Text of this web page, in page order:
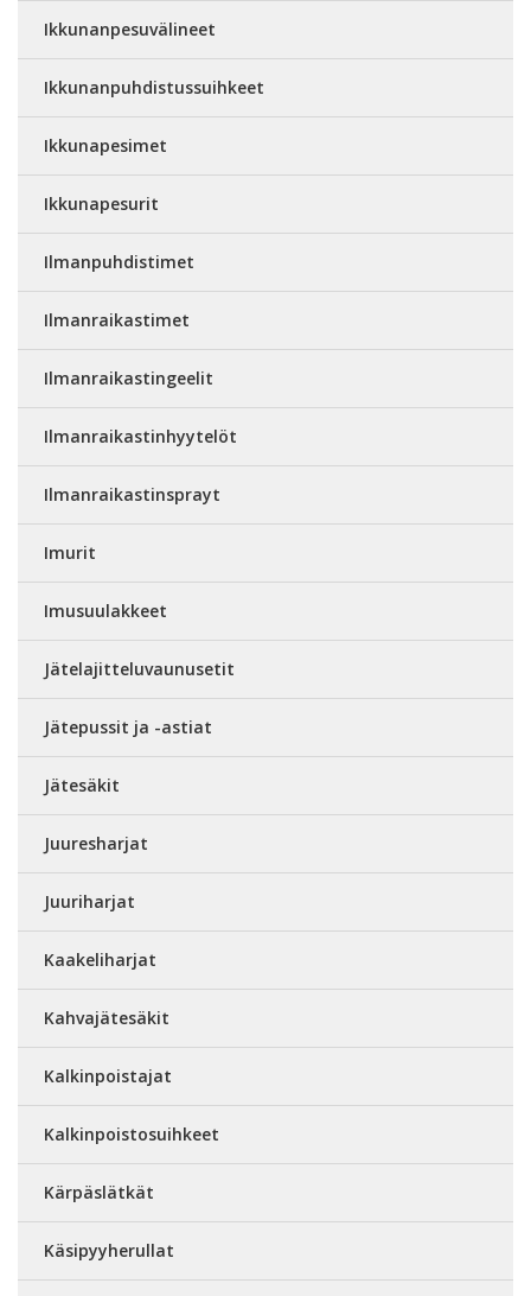
Ikkunanpesuvälineet
Ikkunanpuhdistussuihkeet
Ikkunapesimet
Ikkunapesurit
Ilmanpuhdistimet
Ilmanraikastimet
Ilmanraikastingeelit
Ilmanraikastinhyytelöt
Ilmanraikastinsprayt
Imurit
Imusuulakkeet
Jätelajitteluvaunusetit
Jätepussit ja -astiat
Jätesäkit
Juuresharjat
Juuriharjat
Kaakeliharjat
Kahvajätesäkit
Kalkinpoistajat
Kalkinpoistosuihkeet
Kärpäslätkät
Käsipyyherullat